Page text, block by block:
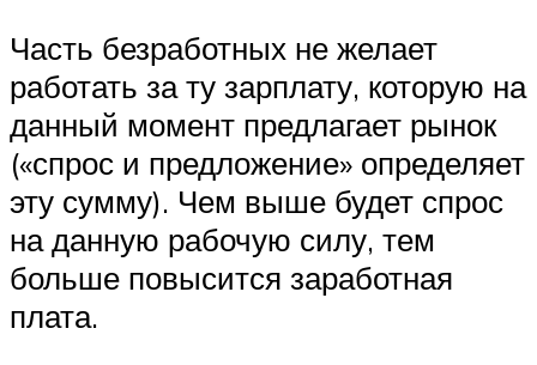
Часть безработных не желает
работать за ту зарплату, которую на
данный момент предлагает рынок
(«спрос и предложение» определяет
эту сумму). Чем выше будет спрос
на данную рабочую силу, тем
больше повысится заработная
плата.